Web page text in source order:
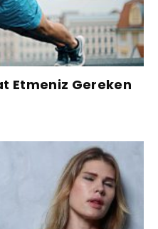
Etmeniz Gereken